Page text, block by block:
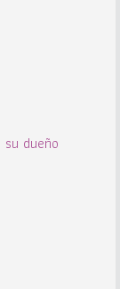
dueño